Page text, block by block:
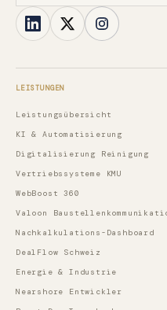
LEISTUNGEN
Leistungsübersicht
KI & Automatisierung
Digitalisierung Reinigung
Vertriebssysteme KMU
WebBoost 360
Valoon
Nachkalkulations-Dashboard
DealFlow Schweiz
Energie & Industrie
Nearshore Entwickler